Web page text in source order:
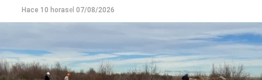
Hace 10 horasel 07/08/2026